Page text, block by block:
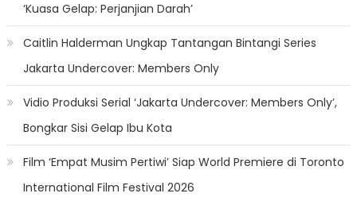
‘Kuasa Gelap: Perjanjian Darah’
Caitlin Halderman Ungkap Tantangan Bintangi Series
Jakarta Undercover: Members Only
Vidio Produksi Serial ‘Jakarta Undercover: Members Only’,
Bongkar Sisi Gelap Ibu Kota
Film ‘Empat Musim Pertiwi’ Siap World Premiere di Toronto
International Film Festival 2026